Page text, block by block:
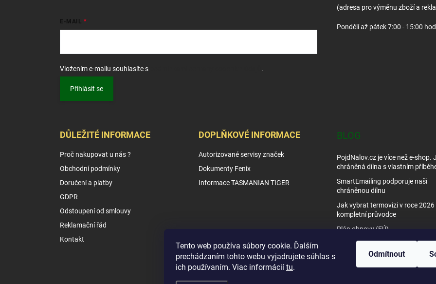
Tento web používa súbory cookie. Ďalším
prechádzaním tohto webu vyjadrujete súhlas s
ich používaním. Viac informácií tu.
Odmítnout
E-MAIL
Vložením e-mailu souhlasíte s .
Přihlásit se
(adresa pro výměnu zboží a
Pondělí až pátek 7:00 - 15:00
DŮLEŽITÉ INFORMACE
Proč nakupovat u nás ?
Obchodní podmínky
Doručení a platby
GDPR
Odstoupení od smlouvy
Reklamační řád
Kontakt
DOPLŇKOVÉ INFORMACE
Autorizované servisy značek
Dokumenty Fenix
Informace TASMANIAN TIGER
BLOG
PojdNalov.cz je více než e-shop.
chráněná dílna s vlastním
SmartEmailing podporuje naši
chráněnou dílnu
Jak vybrat termovizi v roce 2026
kompletní průvodce
Plán obnovy (EÚ)
Tipy využití nočního vidění
Jak vybrat noční vidění